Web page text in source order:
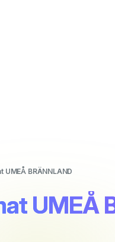
UMEÅ BRÄNNLAND
UMEÅ